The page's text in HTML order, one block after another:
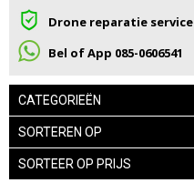
Drone reparatie service
Bel of App 085-0606541
CATEGORIEËN
SORTEREN OP
SORTEER OP PRIJS